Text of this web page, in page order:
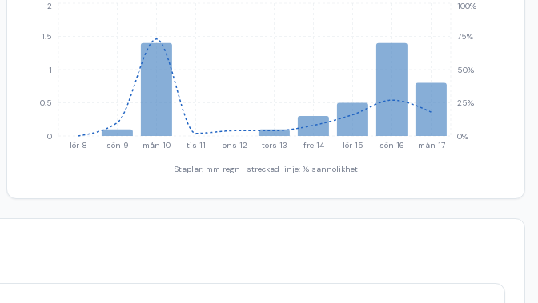
lör 8 sön 9 mån 10 tis 11 ons 12 tors 13 fre 14 lör 15 sön 16 mån 17
0
0.5
1
1.5
2
0%
25%
50%
75%
100%
Staplar: mm regn · streckad linje: % sannolikhet